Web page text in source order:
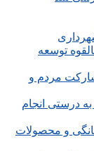
توسعه
مردم و
به درستی انجام
و محصولات